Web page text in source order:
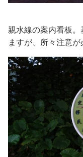
親水線の案内看板
ますが、所々注意